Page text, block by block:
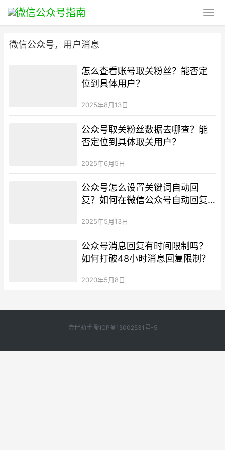
微信公众号，用户消息
怎么查看账号取关粉丝？能否定
位到具体用户？
2025年8月13日
公众号取关粉丝数据去哪查？能
否定位到具体取关用户？
2025年6月5日
公众号怎么设置关键词自动回
复？如何在微信公众号自动回复
2025年5月13日
公众号消息回复有时间限制吗？
如何打破48小时消息回复限制？
2020年5月8日
壹伴助手 鄂ICP备15002531号-5